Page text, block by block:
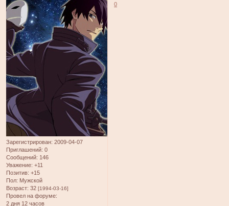
Зарегистрирован: 2009-04-07
Приглашений: 0
Сообщений: 146
Уважение: +11
Позитив: +15
Пол: Мужской
Возраст: 32 [1994-03-16]
Провел на форуме:
2 дня 12 часов
0